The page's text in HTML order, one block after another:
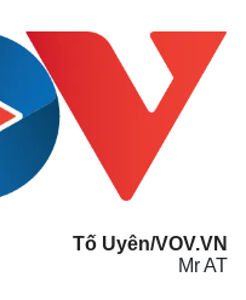
Quân sự - Quốc phòng
Nam
tích
Tố Uyên/VOV.VN
Mr AT